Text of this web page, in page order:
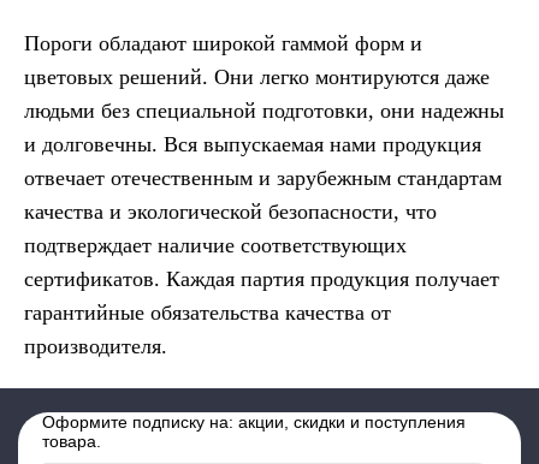
Пороги обладают широкой гаммой форм и
цветовых решений. Они легко монтируются даже
людьми без специальной подготовки, они надежны
и долговечны. Вся выпускаемая нами продукция
отвечает отечественным и зарубежным стандартам
качества и экологической безопасности, что
подтверждает наличие соответствующих
сертификатов. Каждая партия продукция получает
гарантийные обязательства качества от
производителя.
Оформите подписку на: акции, скидки и поступления
товара.